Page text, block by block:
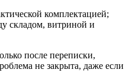
комплектацией;
складом, витриной и
после переписки,
не закрыта, даже если